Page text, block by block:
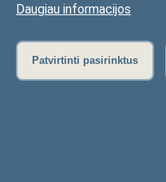
Daugiau informacijos
Patvirtinti pasirinktus